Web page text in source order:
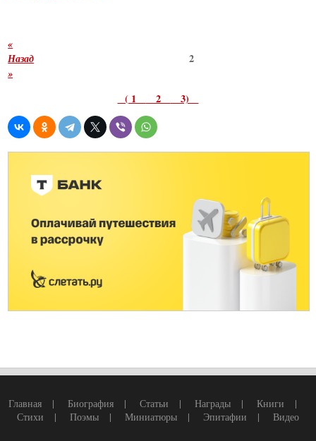
«
Назад
2
»
( 1
2 3)
Главная | Биография | Статьи | Награды | Книги |
Стихи | Поэмы | Миниатюры | Эпитафии | Видео